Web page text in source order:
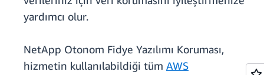
yardımcı olur.
NetApp Otonom Fidye Yazılımı Koruması,
hizmetin kullanılabildiği tüm AWS